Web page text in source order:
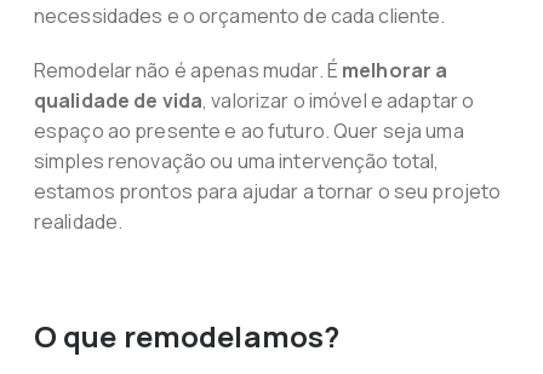
necessidades e o orçamento de cada cliente.
Remodelar não é apenas mudar. É melhorar a
qualidade de vida, valorizar o imóvel e adaptar o
espaço ao presente e ao futuro. Quer seja uma
simples renovação ou uma intervenção total,
estamos prontos para ajudar a tornar o seu projeto
realidade.
O que remodelamos?